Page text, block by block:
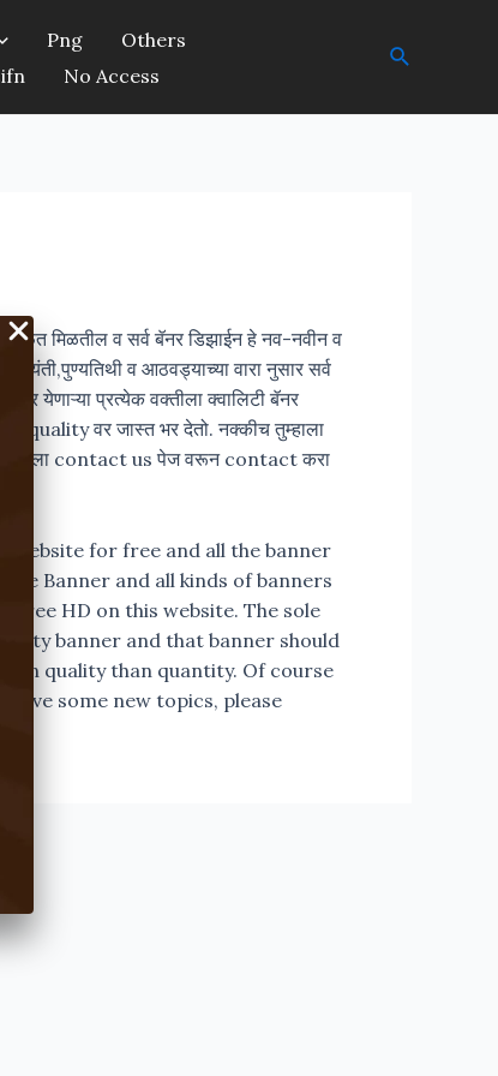
Png
Others
No Access
Search
मिळतील व सर्व बॅनर डिझाईन हे नव-नवीन व
व आठवड्याच्या वारा नुसार सर्व
येणाऱ्या प्रत्येक वक्तीला क्वालिटी बॅनर
quality वर जास्त भर देतो. नक्कीच तुम्हाला
तर मला contact us पेज वरून contact करा
website for free and all the banner
Banner and all kinds of banners
free HD on this website. The sole
banner and that banner should
on quality than quantity. Of course
some new topics, please